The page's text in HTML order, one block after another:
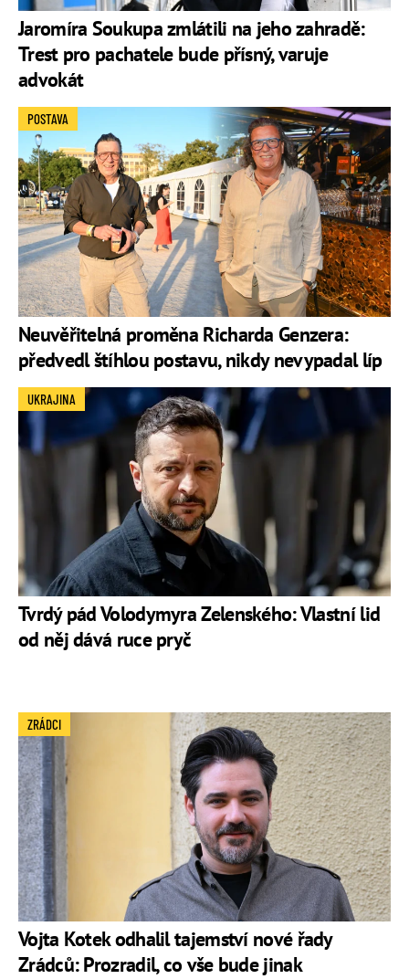
Jaromíra Soukupa zmlátili na jeho zahradě:
Trest pro pachatele bude přísný, varuje
advokát
Neuvěřitelná proměna Richarda Genzera:
předvedl štíhlou postavu, nikdy nevypadal líp
POSTAVA
Tvrdý pád Volodymyra Zelenského: Vlastní lid
od něj dává ruce pryč
UKRAJINA
Vojta Kotek odhalil tajemství nové řady
Zrádců: Prozradil, co vše bude jinak
ZRÁDCI